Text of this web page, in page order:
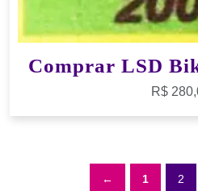
Comprar LSD
R$
← 1 2